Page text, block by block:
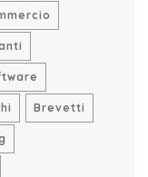
Brevetti